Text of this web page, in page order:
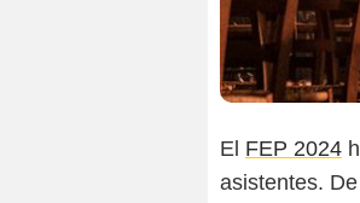
El FEP 2024
asistentes.